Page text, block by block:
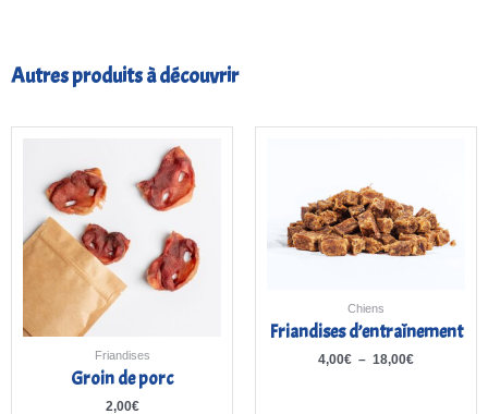
Autres produits à découvrir
Friandises
Groin de porc
2,00€
Chiens
Friandises d’entraînement
4,00€ – 18,00€
18,00€